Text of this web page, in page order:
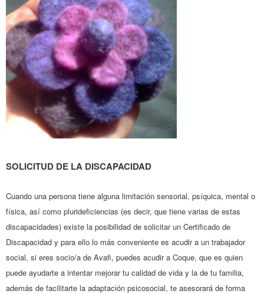
SOLICITUD DE LA DISCAPACIDAD
Cuando una persona tiene alguna limitación sensorial, psíquica, mental o
física, así como plurideficiencias (es decir, que tiene varias de estas
discapacidades) existe la posibilidad de solicitar un Certificado de
Discapacidad y para ello lo más conveniente es acudir a un trabajador
social, si eres socio/a de Avafi, puedes acudir a Coque, que es quien
puede ayudarte a intentar mejorar tu calidad de vida y la de tu familia,
además de facilitarte la adaptación psicosocial, te asesorará de forma